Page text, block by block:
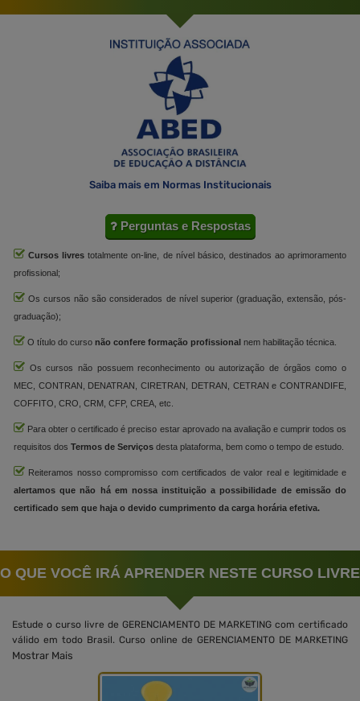
Saiba mais em Normas Institucionais
Perguntas e Respostas
Cursos livres totalmente on-line, de nível básico, destinados ao aprimoramento
profissional;
Os cursos não são considerados de nível superior (graduação, extensão, pós-
graduação);
O título do curso não confere formação profissional nem habilitação técnica.
Os cursos não possuem reconhecimento ou autorização de órgãos como o
MEC, CONTRAN, DENATRAN, CIRETRAN, DETRAN, CETRAN e CONTRANDIFE,
COFFITO, CRO, CRM, CFP, CREA, etc.
Para obter o certificado é preciso estar aprovado na avaliação e cumprir todos os
requisitos dos Termos de Serviços desta plataforma, bem como o tempo de estudo.
Reiteramos nosso compromisso com certificados de valor real e legitimidade e
alertamos que não há em nossa instituição a possibilidade de emissão do
certificado sem que haja o devido cumprimento da carga horária efetiva.
O QUE VOCÊ IRÁ APRENDER NESTE CURSO LIVRE
Estude o curso livre de GERENCIAMENTO DE MARKETING com certificado
válido em todo Brasil. Curso online de GERENCIAMENTO DE MARKETING
Mostrar Mais